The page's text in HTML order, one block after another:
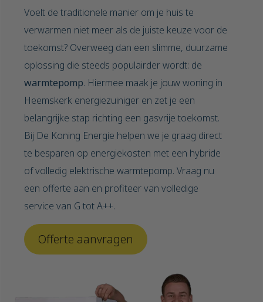
Voelt de traditionele manier om je huis te
verwarmen niet meer als de juiste keuze voor de
toekomst? Overweeg dan een slimme, duurzame
oplossing die steeds populairder wordt: de
warmtepomp. Hiermee maak je jouw woning in
Heemskerk energiezuiniger en zet je een
belangrijke stap richting een gasvrije toekomst.
Bij De Koning Energie helpen we je graag direct
te besparen op energiekosten met een hybride
of volledig elektrische warmtepomp. Vraag nu
een offerte aan en profiteer van volledige
service van G tot A++.
Offerte aanvragen